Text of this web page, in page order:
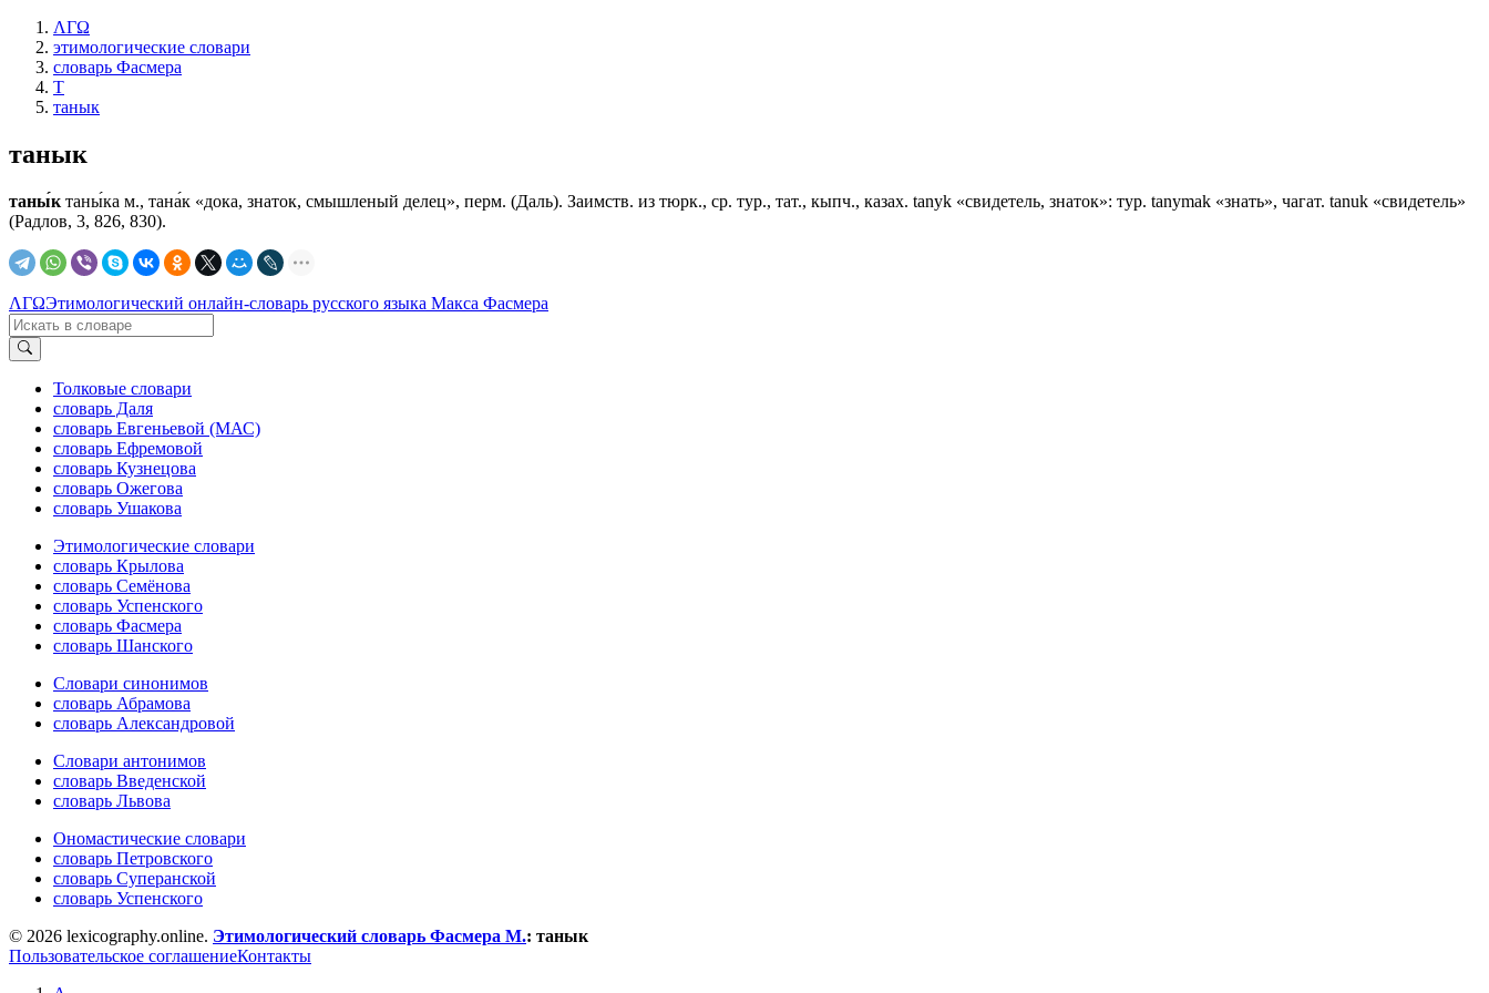
ΛΓΩ
этимологические словари
словарь Фасмера
Т
танык
танык
таны́к таны́ка м., тана́к «дока, знаток, смышленый делец», перм. (Даль). Заимств. из тюрк., ср. тур., тат., кыпч., казах. tаnуk «свидетель, знаток»: тур. tаnуmаk «знать», чагат. tanuk «свидетель»
(Радлов, 3, 826, 830).
ΛΓΩЭтимологический онлайн-словарь русского языка Макса Фасмера
Толковые словари
словарь Даля
словарь Евгеньевой (МАС)
словарь Ефремовой
словарь Кузнецова
словарь Ожегова
словарь Ушакова
Этимологические словари
словарь Крылова
словарь Семёнова
словарь Успенского
словарь Фасмера
словарь Шанского
Словари синонимов
словарь Абрамова
словарь Александровой
Словари антонимов
словарь Введенской
словарь Львова
Ономастические словари
словарь Петровского
словарь Суперанской
словарь Успенского
© 2026 lexicography.online. Этимологический словарь Фасмера М.: танык
Пользовательское соглашениеКонтакты